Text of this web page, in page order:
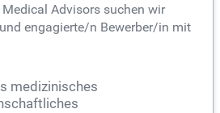
Advisors suchen wir
engagierte/n Bewerber/in mit
medizinisches